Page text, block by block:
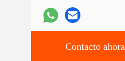
Contacto ahora